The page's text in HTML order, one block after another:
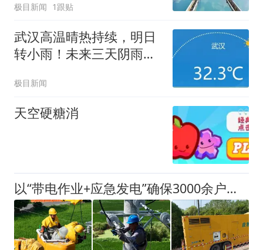
极目新闻 1跟贴
武汉高温晴热持续，明日
转小雨！未来三天阴雨连
极目新闻
天空硬糖消
以“带电作业+应急发电”确保3000余户居民“凉不停”！10千伏汪60复兴线余楼支线线路改造工程圆满结束